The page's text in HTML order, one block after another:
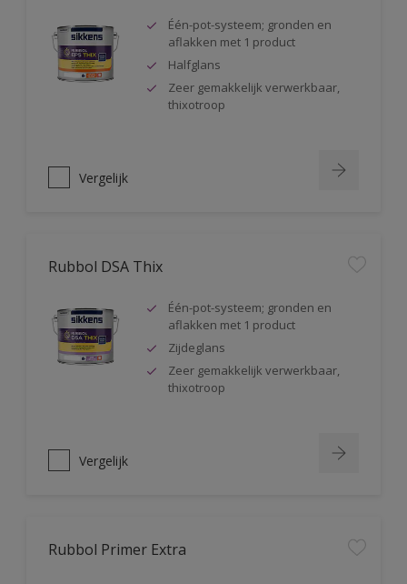
Één-pot-systeem; gronden en
aflakken met 1 product
Halfglans
Zeer gemakkelijk verwerkbaar,
thixotroop
Vergelijk
Rubbol DSA Thix
Één-pot-systeem; gronden en
aflakken met 1 product
Zijdeglans
Zeer gemakkelijk verwerkbaar,
thixotroop
Vergelijk
Rubbol Primer Extra